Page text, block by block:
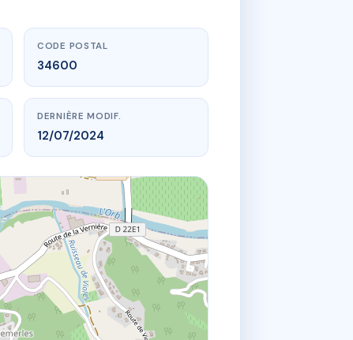
CODE POSTAL
34600
DERNIÈRE MODIF.
12/07/2024